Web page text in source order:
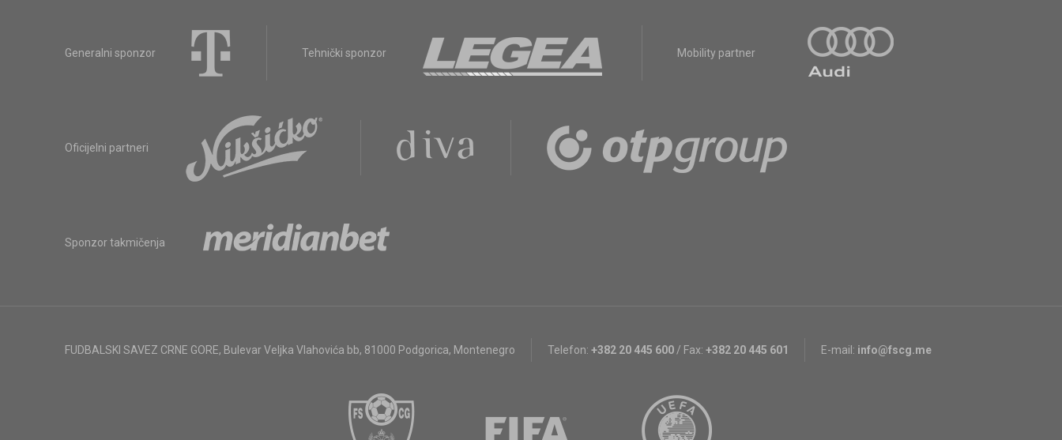
Generalni sponzor Tehnički sponzor Mobility partner
Oficijelni partneri
Sponzor takmičenja
FUDBALSKI SAVEZ CRNE GORE, Bulevar Veljka Vlahovića bb, 81000 Podgorica, Montenegro Telefon: +382 20 445 600 / Fax: +382 20 445 601 E-mail: info@fscg.me